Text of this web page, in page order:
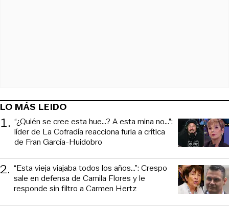
LO MÁS LEIDO
1. “¿Quién se cree esta hue...? A esta mina no...”:
líder de La Cofradía reacciona furia a crítica
de Fran García-Huidobro
2. “Esta vieja viajaba todos los años...”: Crespo
sale en defensa de Camila Flores y le
responde sin filtro a Carmen Hertz